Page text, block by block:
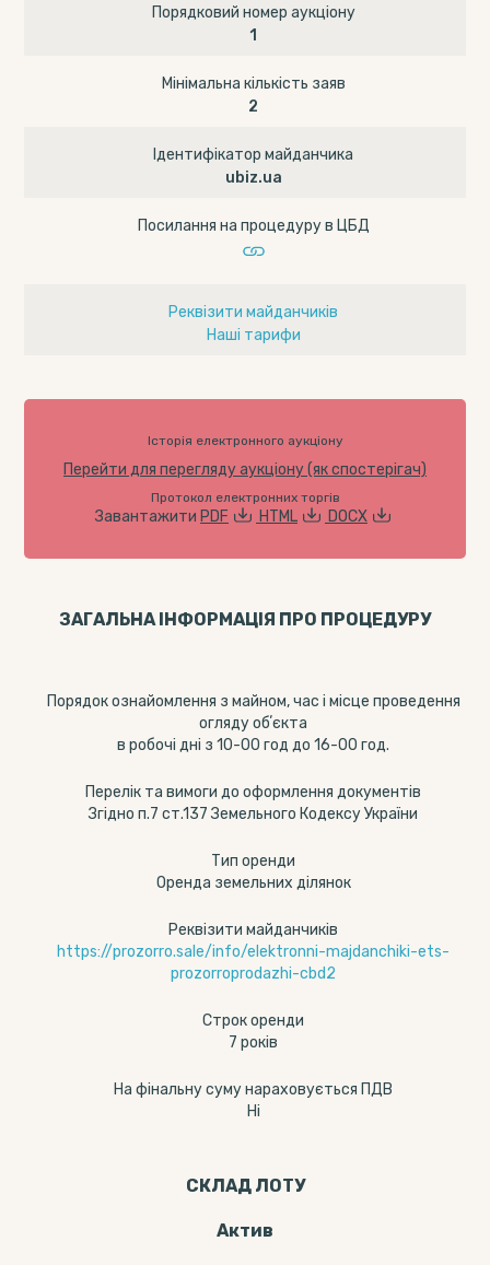
Порядковий номер аукціону
1
Мінімальна кількість заяв
2
Ідентифікатор майданчика
ubiz.ua
Посилання на процедуру в ЦБД
Реквізити майданчиків
Наші тарифи
Історія електронного аукціону
Перейти для перегляду аукціону (як спостерігач)
Протокол електронних торгів
Завантажити PDF HTML DOCX
ЗАГАЛЬНА ІНФОРМАЦІЯ ПРО ПРОЦЕДУРУ
Порядок ознайомлення з майном, час і місце проведення
огляду обʼєкта
в робочі дні з 10-00 год до 16-00 год.
Перелік та вимоги до оформлення документів
Згідно п.7 ст.137 Земельного Кодексу України
Тип оренди
Оренда земельних ділянок
Реквізити майданчиків
https://prozorro.sale/info/elektronni-majdanchiki-ets-
prozorroprodazhi-cbd2
Строк оренди
7 років
На фінальну суму нараховується ПДВ
Ні
СКЛАД ЛОТУ
Актив